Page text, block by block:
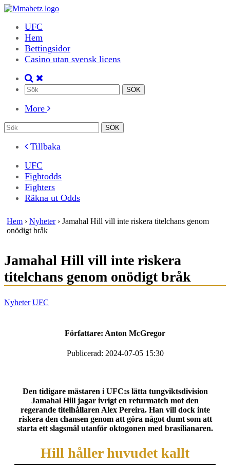
UFC
Hem
Bettingsidor
Casino utan svensk licens
More
Tillbaka
UFC
Fightodds
Fighters
Räkna ut Odds
Hem › Nyheter› Jamahal Hill vill inte riskera titelchans genom
onödigt bråk
Jamahal Hill vill inte riskera
titelchans genom onödigt bråk
Nyheter UFC
Författare: Anton McGregor
Publicerad: 2024-07-05 15:30
Den tidigare mästaren i UFC:s lätta tungviktsdivision
Jamahal Hill jagar ivrigt en returmatch mot den
regerande titelhållaren Alex Pereira. Han vill dock inte
riskera den chansen genom att göra något dumt som att
starta ett slagsmål utanför oktogonen med brasilianaren.
Hill håller huvudet kallt